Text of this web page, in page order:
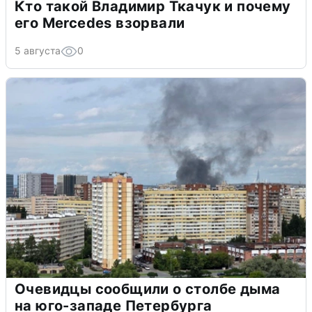
Кто такой Владимир Ткачук и почему
его Mercedes взорвали
5 августа 0
Очевидцы сообщили о столбе дыма
на юго-западе Петербурга